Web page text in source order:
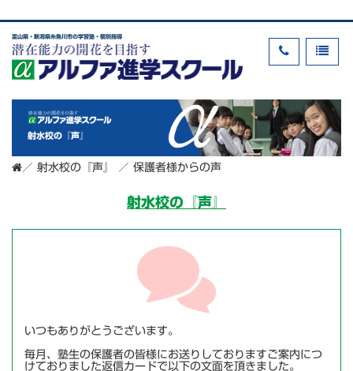
富山県・新潟県糸魚川市の学習塾・個別指導
射水校の『声』
／ 射水校の『声』 ／ 保護者様からの声
射水校の『声』
いつもありがとうございます。
毎月、塾生の保護者の皆様にお送りしておりますご案内につ
けておりました返信カードで以下の文面を頂きました。